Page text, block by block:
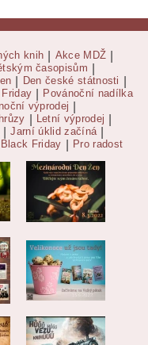
knih Akce MDŽ
časopisům
Den české státnosti
Povánoční nadílka
výprodej
Letní výprodej
Jarní úklid začíná
Black Friday Pro radost